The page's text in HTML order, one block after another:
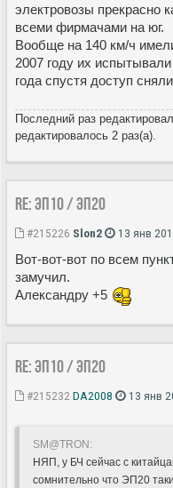
электровозы прекрасно
всеми фирмачами на юг.
Вообще на 140 км/ч
2007 году их
года спустя доступ
Последний раз
редактировалось 2 раз(а).
Re: ЭП10 / ЭП20
#215226 Slon2 13 янв
Вот-вот-вот по всем
замучил.
Александру +5
Re: ЭП10 / ЭП20
#215232DA2008 13 янв
SM@TRON:
НЯП, у БЧ сейчас с
сомнительно что ЭП20